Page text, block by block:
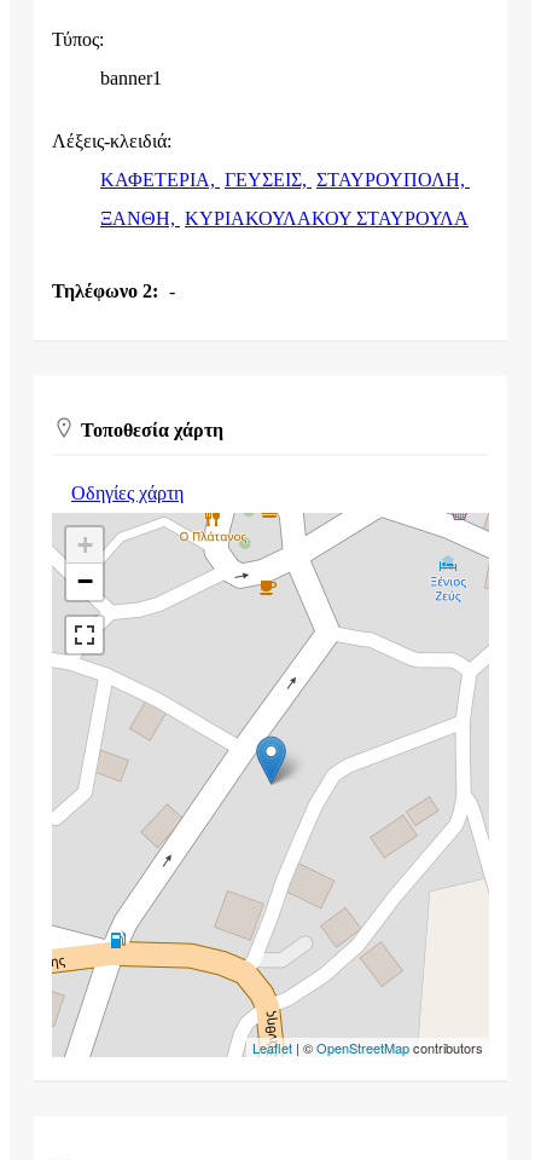
Τύπος:
banner1
Λέξεις-κλειδιά:
ΚΑΦΕΤΕΡΙΑ, ΓΕΥΣΕΙΣ, ΣΤΑΥΡΟΥΠΟΛΗ,
ΞΑΝΘΗ, ΚΥΡΙΑΚΟΥΛΑΚΟΥ ΣΤΑΥΡΟΥΛΑ
Τηλέφωνο 2: -
Τοποθεσία χάρτη
Οδηγίες χάρτη
+
−
Leaflet | ©OpenStreetMapcontributors